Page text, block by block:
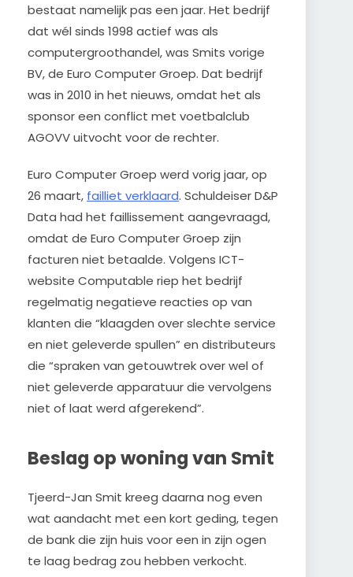
bestaat namelijk pas een jaar. Het bedrijf
dat wél sinds 1998 actief was als
computergroothandel, was Smits vorige
BV, de Euro Computer Groep. Dat bedrijf
was in 2010 in het nieuws, omdat het als
sponsor een conflict met voetbalclub
AGOVV uitvocht voor de rechter.
Euro Computer Groep werd vorig jaar, op
26 maart, failliet verklaard. Schuldeiser D&P
Data had het faillissement aangevraagd,
omdat de Euro Computer Groep zijn
facturen niet betaalde. Volgens ICT-
website Computable riep het bedrijf
regelmatig negatieve reacties op van
klanten die “klaagden over slechte service
en niet geleverde spullen” en distributeurs
die “spraken van getouwtrek over wel of
niet geleverde apparatuur die vervolgens
niet of laat werd afgerekend”.
Beslag op woning van Smit
Tjeerd-Jan Smit kreeg daarna nog even
wat aandacht met een kort geding, tegen
de bank die zijn huis voor een in zijn ogen
te laag bedrag zou hebben verkocht.